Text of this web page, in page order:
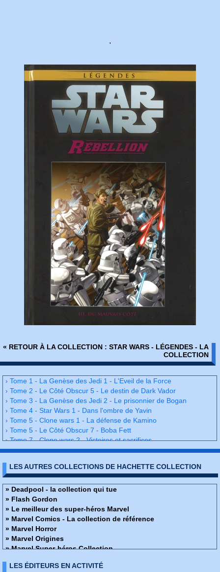
'
« RETOUR À LA COLLECTION : STAR WARS - LÉGENDES - LA
COLLECTION
› Tome 1 - La Genèse des Jedi 1 - L'Eveil de la Force
› Tome 2 - Le Côté Obscur 5 - Le destin de Dark Vador
› Tome 3 - La Genèse des Jedi 2 - Le prisonnier de Bogan
› Tome 4 - Star Wars 1 - Dans l'ombre de Yavin
› Tome 5 - Clone wars 1 - La défense de Kamino
› Tome 5 - Le Côté Obscur 7 - Boba Fett
› Tome 7 - Clone wars 2 - Victoires et sacrifices
› Tome 8 - Episode I - La Menace Fantôme
› Tome 10 - Le pouvoir de la Force - Tome 1
› Tome 11 - Clone wars 3 - Dernier combat sur Jabiim
› Tome 12 - Star Wars 2 - Haute trahison
› Tome 13 - Episode I - La Menace Fantôme - Révélations
› Tome 14 - Le pouvoir de la Force - Tome 2
› Tome 15 - Le Côté Obscur 2 - Dark Maul
› Tome 16 - Star Wars 3 - Princesse et Rebelle
› Tome 17 - Clone Wars 4 - Lumière et Ténèbres
› Tome 18 - La Légende des Jedi 1 - L'Age d'Or des Sith
› Tome 20 - Clone Wars 5 - Les Meilleurs Lames
LES AUTRES COLLECTIONS DE HACHETTE COLLECTION
» Deadpool - la collection qui tue
» Flash Gordon
» Le meilleur des super-héros Marvel
» Marvel Comics - La collection de référence
» Marvel Horror
» Marvel Origines
» Marvel Super-héros Collection
Star Wars - Légendes - La collection
LES ÉDITEURS EN ACTIVITÉ